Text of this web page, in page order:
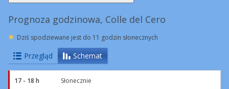
Prognoza godzinowa, Colle del Cero
Dziś spodziewane jest do 11 godzin słonecznych
Przegląd Schemat
17 - 18 h Słonecznie